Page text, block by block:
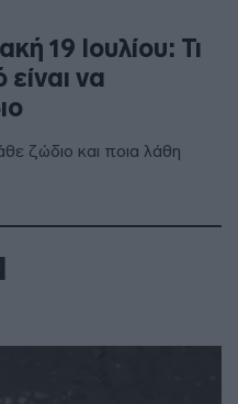
19 Ιουλίου: Τι
είναι να
ζώδιο και ποια λάθη